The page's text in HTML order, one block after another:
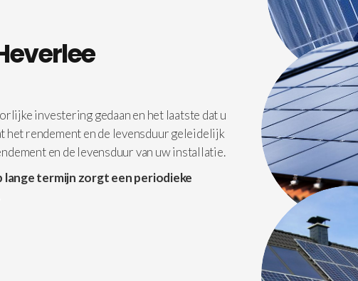
investering gedaan en het laatste dat u
rendement en de levensduur geleidelijk
en de levensduur van uw installatie.
lange termijn zorgt een periodieke